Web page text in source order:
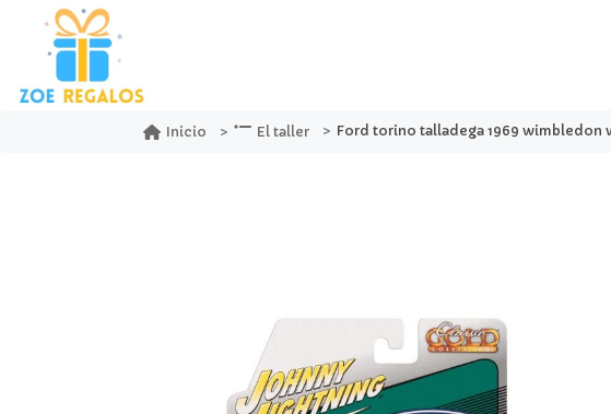
Inicio El taller Ford torino talladega 1969 wimbledon white classic gold collection -